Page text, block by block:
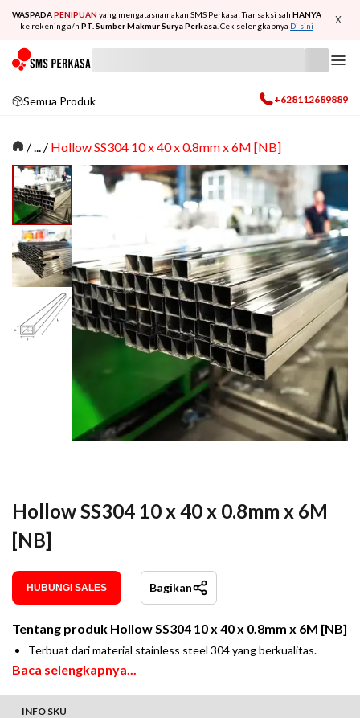
WASPADAPENIPUAN yang mengatasnamakan SMS Perkasa! Transaksi sah HANYA
ke rekening a/n PT. Sumber Makmur Surya Perkasa . Cek selengkapnya Di sini X
Semua Produk +628112689889
/... / Hollow SS304 10 x 40 x 0.8mm x 6M [NB]
Hollow SS304 10 x 40 x 0.8mm x 6M
[NB]
HUBUNGI SALES Bagikan
Tentang produk Hollow SS304 10 x 40 x 0.8mm x 6M [NB]
Terbuat dari material stainless steel 304 yang berkualitas.
Baca selengkapnya...
INFO SKU